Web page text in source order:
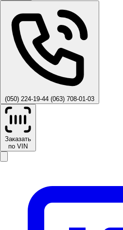
(050) 224-19-44 (063) 708-01-03
Заказать
по VIN